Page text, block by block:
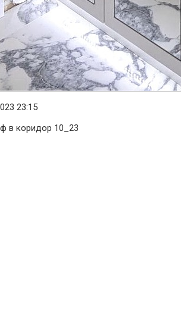
23:15
в коридор 10_23